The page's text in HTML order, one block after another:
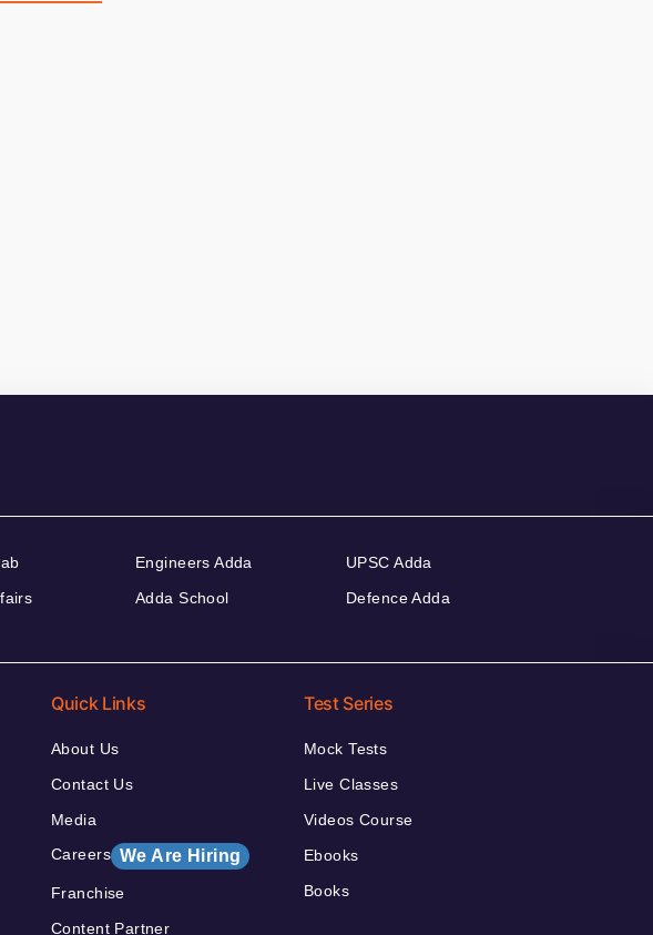
Engineers Adda
Adda School
UPSC Adda
Defence Adda
Quick Links
About Us
Contact Us
Media
Careers We Are Hiring
Franchise
Content Partner
Test Series
Mock Tests
Live Classes
Videos Course
Ebooks
Books